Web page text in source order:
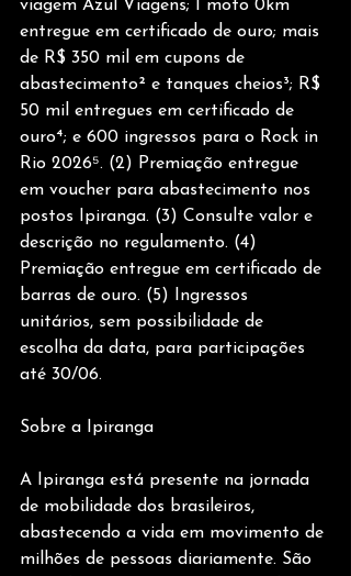
viagem Azul Viagens; 1 moto 0km
entregue em certificado de ouro; mais
de R$ 350 mil em cupons de
abastecimento² e tanques cheios³; R$
50 mil entregues em certificado de
ouro⁴; e 600 ingressos para o Rock in
Rio 2026⁵. (2) Premiação entregue
em voucher para abastecimento nos
postos Ipiranga. (3) Consulte valor e
descrição no regulamento. (4)
Premiação entregue em certificado de
barras de ouro. (5) Ingressos
unitários, sem possibilidade de
escolha da data, para participações
até 30/06.
Sobre a Ipiranga
A Ipiranga está presente na jornada
de mobilidade dos brasileiros,
abastecendo a vida em movimento de
milhões de pessoas diariamente. São